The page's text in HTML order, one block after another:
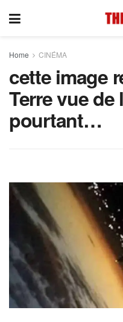
Home CINÉMA
cette image
Terre vue de
pourtant…